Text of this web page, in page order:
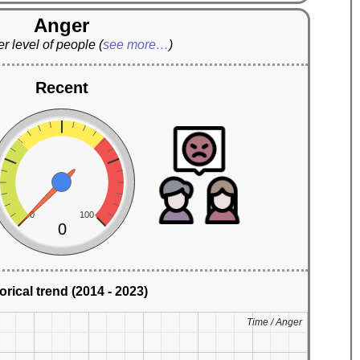
Anger
level of people(see more…)
Recent
0 100
0
trend (2014 - 2023)
Time / Anger
Time / Anger